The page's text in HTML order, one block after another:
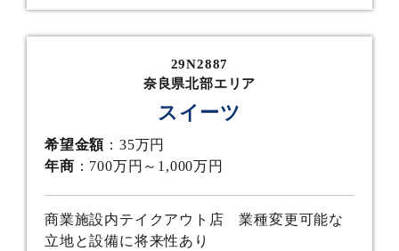
29N2887
奈良県北部エリア
スイーツ
希望金額 ：35万円
年商 ：700万円～1,000万円
商業施設内テイクアウト店 業種変更可能な
立地と設備に将来性あり